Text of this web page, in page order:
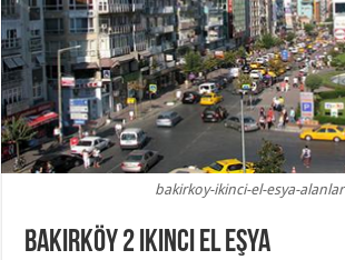
bakirkoy-ikinci-el-esya-alanlar
Bakırköy 2 ikinci el eşya